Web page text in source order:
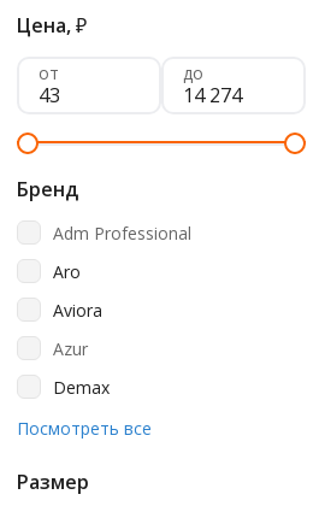
Цена,₽
от до
Бренд
Adm Professional
Aro
Aviora
Azur
Demax
Horeca
Посмотреть все
Размер